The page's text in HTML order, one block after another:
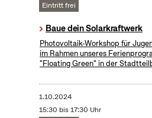
Eintritt frei
Baue dein Solarkraftwerk
​Photovoltaik-Workshop für
im Rahmen unseres
"Floating Green" in der
1.10.2024
15:30 bis 17:30 Uhr